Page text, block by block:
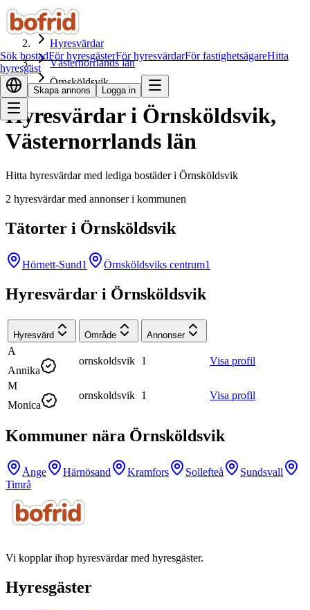
Sök bostadFör hyresgästerFör hyresvärdarFör fastighetsägareHitta
hyresgäst
Skapa annons Logga in
Hem
Hyresvärdar
Västernorrlands län
Örnsköldsvik
Hyresvärdar i Örnsköldsvik,
Västernorrlands län
Hitta hyresvärdar med lediga bostäder i Örnsköldsvik
2 hyresvärdar med annonser i kommunen
Tätorter i Örnsköldsvik
Hörnett-Sund1 Örnsköldsviks centrum1
Hyresvärdar i Örnsköldsvik
Hyresvärd Område Annonser
A
Annika
ornskoldsvik 1 Visa profil
M
Monica
ornskoldsvik 1 Visa profil
Kommuner nära Örnsköldsvik
Ånge Härnösand Kramfors Sollefteå
Sundsvall
Timrå
Vi kopplar ihop hyresvärdar med hyresgäster.
Hyresgäster